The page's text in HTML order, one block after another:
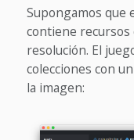
Supongamos que
contiene recursos
resolución. El
colecciones con
la imagen: